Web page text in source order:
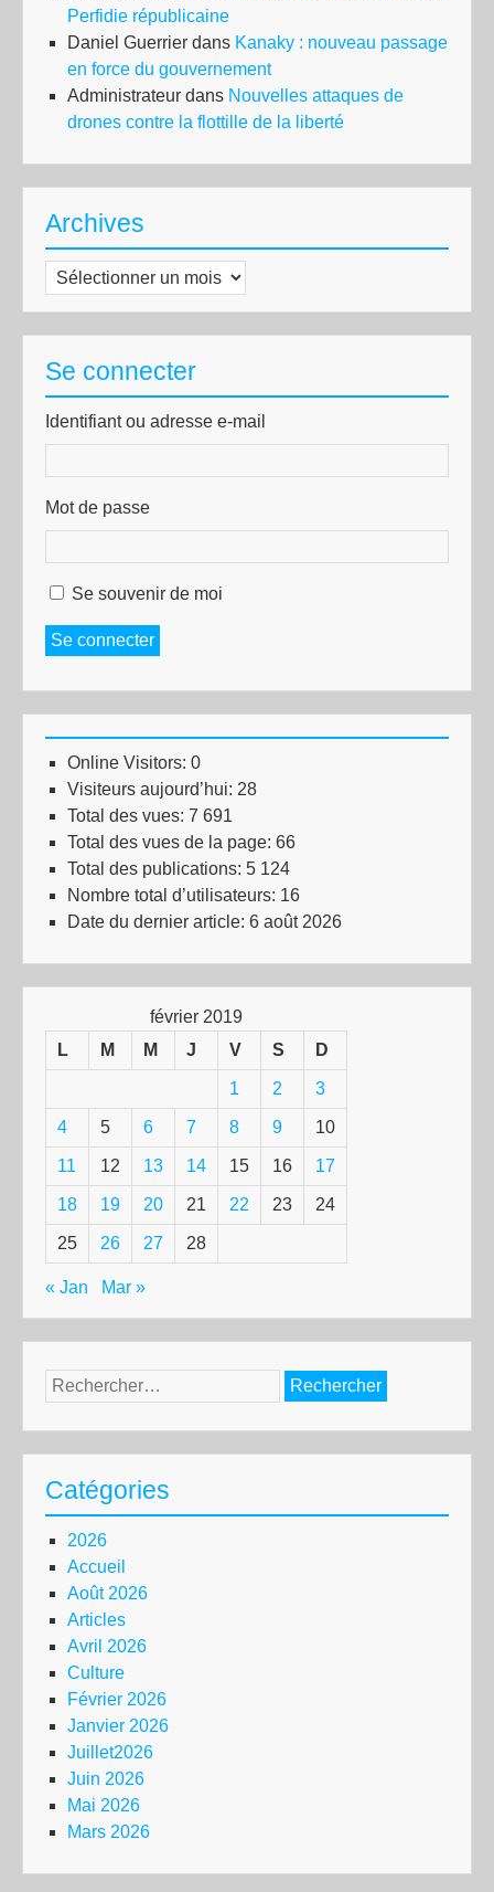
Perfidie républicaine
Daniel Guerrier dans Kanaky : nouveau passage
en force du gouvernement
Administrateur dans Nouvelles attaques de
drones contre la flottille de la liberté
Archives
Archives
Se connecter
Identifiant ou adresse e-mail
Mot de passe
Se souvenir de moi
Se connecter
Online Visitors: 0
Visiteurs aujourd’hui: 28
Total des vues: 7 691
Total des vues de la page: 66
Total des publications: 5 124
Nombre total d’utilisateurs: 16
Date du dernier article: 6 août 2026
février 2019
L
M M J V S D
1 2 3
4 5 6 7 8 9 10
11 12 13 14 15 16 17
18 19 20 21 22 23 24
25 26 27 28
« Jan Mar »
Rechercher :
Catégories
2026
Accueil
Août 2026
Articles
Avril 2026
Culture
Février 2026
Janvier 2026
Juillet2026
Juin 2026
Mai 2026
Mars 2026